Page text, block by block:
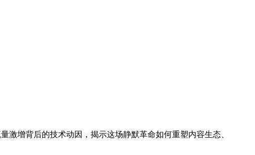
激增背后的技术动因，揭示这场静默革命如何重塑内容生态、